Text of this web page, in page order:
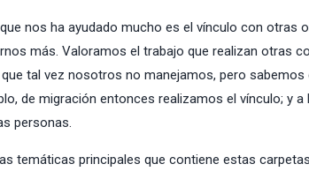
nos ha ayudado mucho es el vínculo con
más. Valoramos el trabajo que realizan otras
tal vez nosotros no manejamos, pero
de migración entonces realizamos el vínculo; y
personas.
temáticas principales que contiene estas